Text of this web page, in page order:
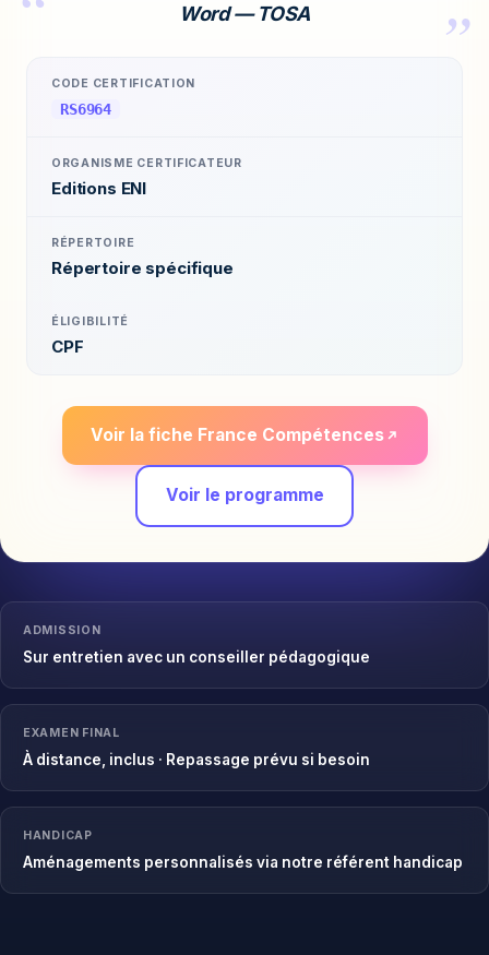
Word — TOSA
CODE CERTIFICATION
RS6964
ORGANISME CERTIFICATEUR
Editions ENI
RÉPERTOIRE
Répertoire spécifique
ÉLIGIBILITÉ
CPF
Voir la fiche France Compétences
Voir le programme
ADMISSION
Sur entretien avec un conseiller pédagogique
EXAMEN FINAL
À distance, inclus · Repassage prévu si besoin
HANDICAP
Aménagements personnalisés via notre référent handicap